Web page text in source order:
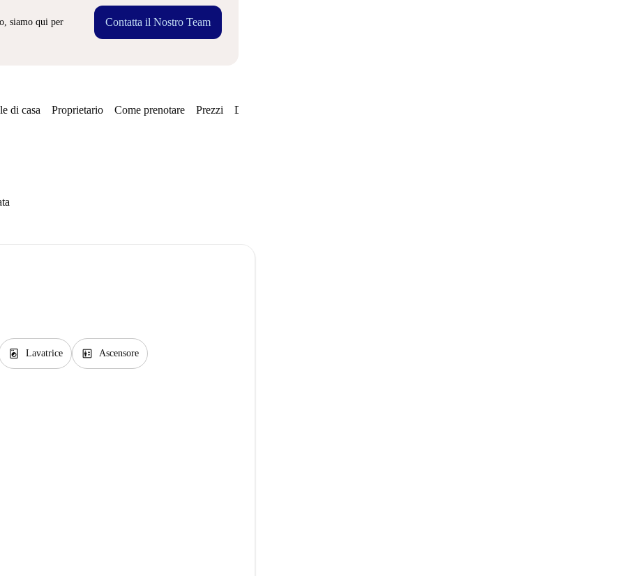
siamo qui per
Contatta il Nostro Team
di casa Proprietario Come prenotare Prezzi Disponibilità
local_laundry_service Lavatrice elevator Ascensore